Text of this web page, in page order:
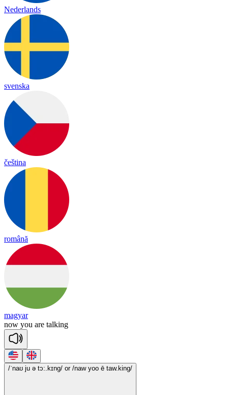
Nederlands
svenska
čeština
română
magyar
now you are talking
/ˈnaʊ ju ə tɔ:.kɪng/ or /naw yoo ē taw.king/